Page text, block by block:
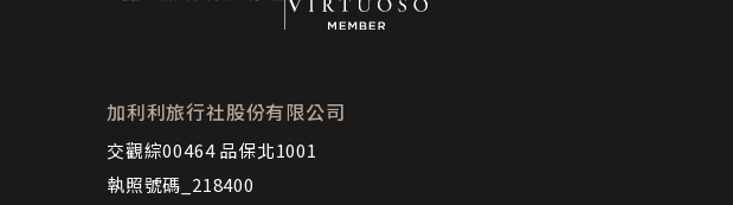
加利利旅行社股份有限公司
交觀綜00464 品保北1001
執照號碼_218400